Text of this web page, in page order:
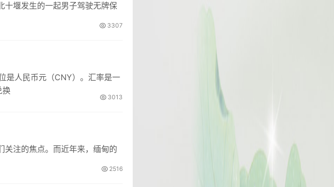
十堰发生的一起男子驾驶无牌保
3307
是人民币元（CNY）。汇率是一
换
3013
关注的焦点。而近年来，缅甸的
2516